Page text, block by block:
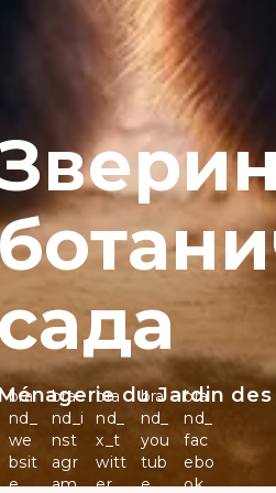
Ménagerie du Jardin
bra
nd_
we
bsit
e
bra
nd_i
nst
agr
am
bra
nd_
x_t
witt
er
bra
nd_
you
tub
e
bra
nd_
fac
ebo
ok